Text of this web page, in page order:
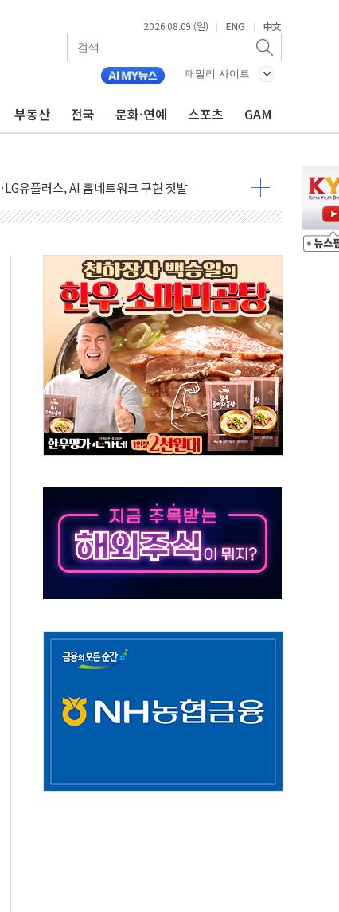
2026.08.09 (일) | ENG | 中文
패밀리 사이트
부동산 전국 문화·연예 스포츠 GAM
野 "청년 우롱 기괴" vs 與 "송구한 해프닝"
' 잠실점, 직장인 핫플레이스로 부상
완료…초고가·비거주 1주택 등 여론 수렴"
유플러스, AI 홈네트워크 구현 첫발
30도 극저온 난방기술 개발한다
…지역 크리에이터 확대
"…김회천 사장, 원전 현장점검
강화' 2개 법 대표 발의
티 만든 건 이 정권…신생아 특례 대출까지 줄여"
"수용할 수 없다" 반박
까지 정쟁 소재 삼아…청년 삶 가로막는 걸림돌"
자 2명…올해 하루 환자 최다
붕괴…인명피해 없어
른 통합노조 설립 추진